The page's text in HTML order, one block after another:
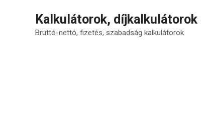
tartalomba
Kalkulátorok, díjkalkulátorok
Bruttó-nettó, fizetés, szabadság kalkulátorok